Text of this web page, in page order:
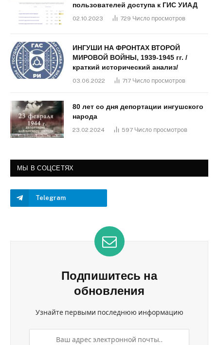
пользователей доступа к ГИС УИАД
02.10.2023 729 Число просмотров
ИНГУШИ НА ФРОНТАХ ВТОРОЙ
МИРОВОЙ ВОЙНЫ, 1939-1945 гг. /
краткий исторический анализ/
03.06.2022 717 Число просмотров
80 лет со дня депортации ингушского
народа
23.02.2024 597 Число просмотров
МЫ В СОЦСЕТЯХ
Telegram
Подпишитесь на
обновления
Узнайте первыми последнюю информацию